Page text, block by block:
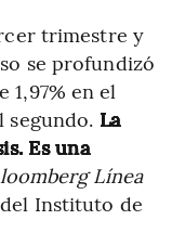
trimestre y
se profundizó
1,97% en el
segundo. La
Es una
Línea
Instituto de